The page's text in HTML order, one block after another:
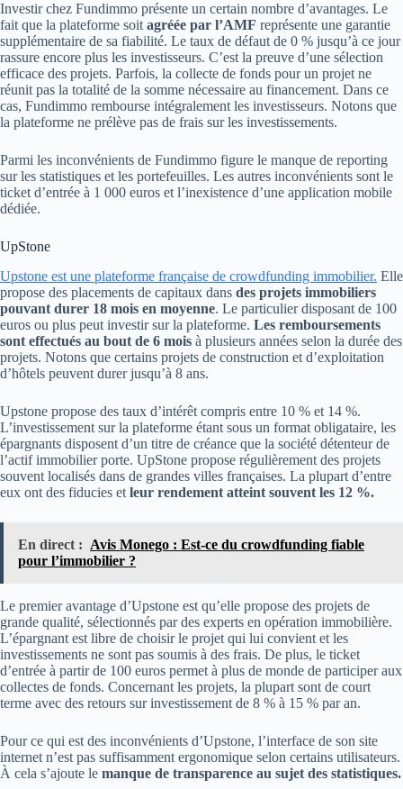
Investir chez Fundimmo présente un certain nombre d’avantages. Le
fait que la plateforme soit agréée par l’AMF représente une garantie
supplémentaire de sa fiabilité. Le taux de défaut de 0 % jusqu’à ce jour
rassure encore plus les investisseurs. C’est la preuve d’une sélection
efficace des projets. Parfois, la collecte de fonds pour un projet ne
réunit pas la totalité de la somme nécessaire au financement. Dans ce
cas, Fundimmo rembourse intégralement les investisseurs. Notons que
la plateforme ne prélève pas de frais sur les investissements.
Parmi les inconvénients de Fundimmo figure le manque de reporting
sur les statistiques et les portefeuilles. Les autres inconvénients sont le
ticket d’entrée à 1 000 euros et l’inexistence d’une application mobile
dédiée.
UpStone
Upstone est une plateforme française de crowdfunding immobilier. Elle
propose des placements de capitaux dans des projets immobiliers
pouvant durer 18 mois en moyenne. Le particulier disposant de 100
euros ou plus peut investir sur la plateforme. Les remboursements
sont effectués au bout de 6 mois à plusieurs années selon la durée des
projets. Notons que certains projets de construction et d’exploitation
d’hôtels peuvent durer jusqu’à 8 ans.
Upstone propose des taux d’intérêt compris entre 10 % et 14 %.
L’investissement sur la plateforme étant sous un format obligataire, les
épargnants disposent d’un titre de créance que la société détenteur de
l’actif immobilier porte. UpStone propose régulièrement des projets
souvent localisés dans de grandes villes françaises. La plupart d’entre
eux ont des fiducies et leur rendement atteint souvent les 12 %.
En direct : Avis Monego : Est-ce du crowdfunding fiable
pour l’immobilier ?
Le premier avantage d’Upstone est qu’elle propose des projets de
grande qualité, sélectionnés par des experts en opération immobilière.
L’épargnant est libre de choisir le projet qui lui convient et les
investissements ne sont pas soumis à des frais. De plus, le ticket
d’entrée à partir de 100 euros permet à plus de monde de participer aux
collectes de fonds. Concernant les projets, la plupart sont de court
terme avec des retours sur investissement de 8 % à 15 % par an.
Pour ce qui est des inconvénients d’Upstone, l’interface de son site
internet n’est pas suffisamment ergonomique selon certains utilisateurs.
À cela s’ajoute le manque de transparence au sujet des statistiques.